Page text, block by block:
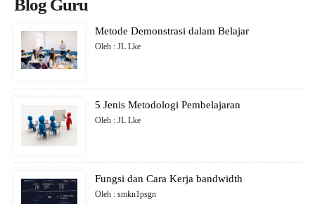
Blog Guru
Metode Demonstrasi dalam Belajar
Oleh : JL Lke
5 Jenis Metodologi Pembelajaran
Oleh : JL Lke
Fungsi dan Cara Kerja bandwidth
Oleh : smkn1psgn